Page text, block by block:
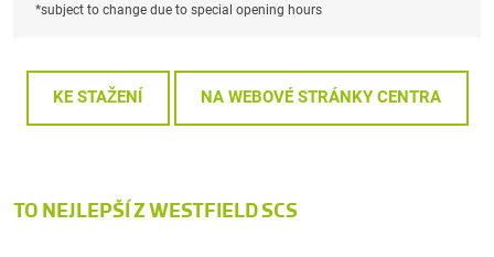
*subject to change due to special opening hours
KE STAŽENÍ NA WEBOVÉ STRÁNKY CENTRA
TO NEJLEPŠÍ Z WESTFIELD SCS